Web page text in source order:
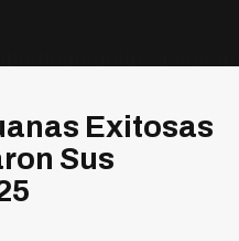
Exitosas
Sus